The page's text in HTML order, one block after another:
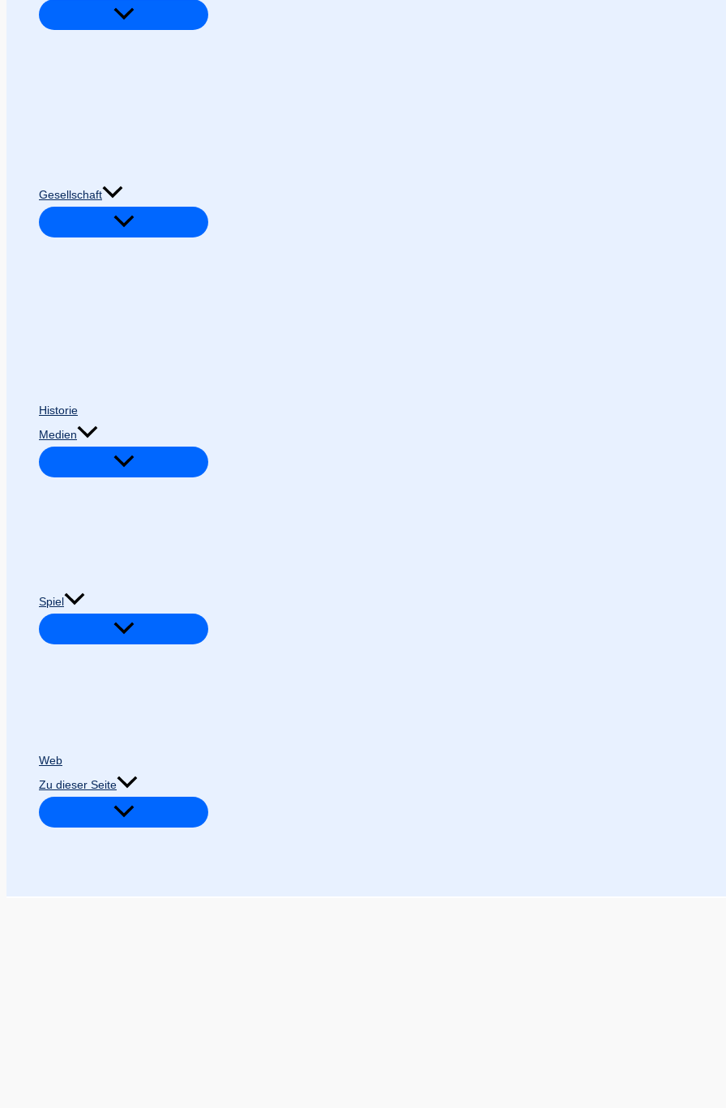
Gesellschaft
Historie
Medien
Spiel
Web
Zu dieser Seite